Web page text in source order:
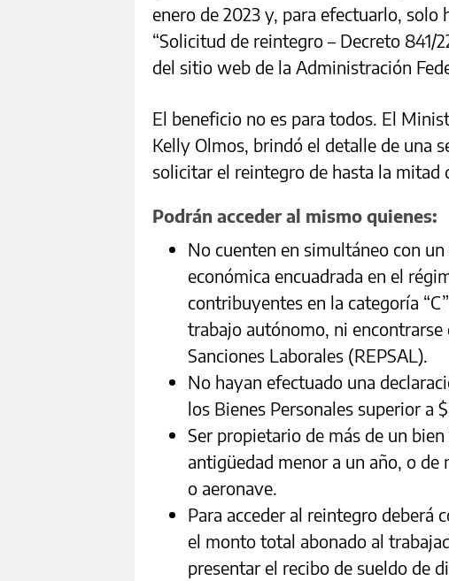
enero de 2023 y, para efectuarlo, solo
“Solicitud de reintegro – Decreto 841/
del sitio web de la Administración
El beneficio no es para todos. El
Kelly Olmos, brindó el detalle de una
solicitar el reintegro de hasta la mitad
Podrán acceder al mismo quienes:
No cuenten en simultáneo con
económica encuadrada en el
contribuyentes en la categoría
trabajo autónomo, ni encontrarse
Sanciones Laborales (REPSAL).
No hayan efectuado una
los Bienes Personales superior a
Ser propietario de más de un
antigüedad menor a un año, o
o aeronave.
Para acceder al reintegro deberá
el monto total abonado al
presentar el recibo de sueldo de